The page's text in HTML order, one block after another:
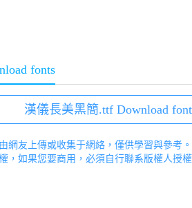
fonts
漢儀長美黑簡.ttf Download
網友上傳或收集于網絡，僅供學習與參考
，如果您要商用，必須自行聯系版權人授